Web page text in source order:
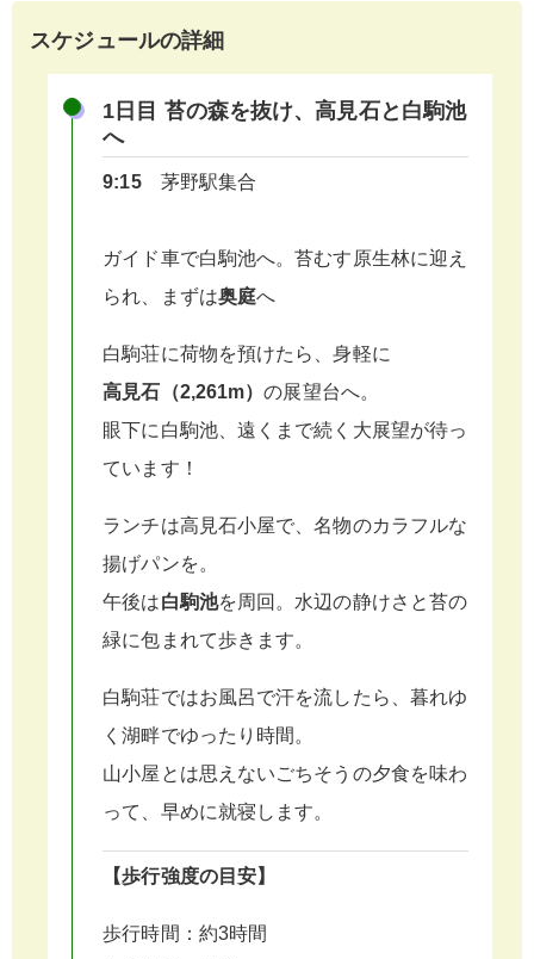
スケジュールの詳細
1日目 苔の森を抜け、高見石と白駒池
へ
9:15茅野駅集合
ガイド車で白駒池へ。苔むす原生林に迎え
られ、まずは奥庭へ
白駒荘に荷物を預けたら、身軽に
高見石（2,261m）の展望台へ。
眼下に白駒池、遠くまで続く大展望が待っ
ています！
ランチは高見石小屋で、名物のカラフルな
揚げパンを。
午後は白駒池を周回。水辺の静けさと苔の
緑に包まれて歩きます。
白駒荘ではお風呂で汗を流したら、暮れゆ
く湖畔でゆったり時間。
山小屋とは思えないごちそうの夕食を味わ
って、早めに就寝します。
【歩行強度の目安】
歩行時間：約3時間